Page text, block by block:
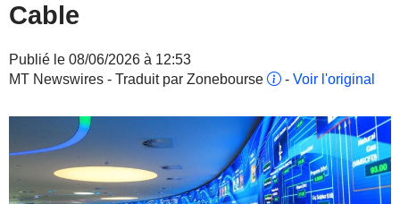
Cable
Publié le 08/06/2026 à 12:53
MT Newswires - Traduit par Zonebourse
- Voir l'original